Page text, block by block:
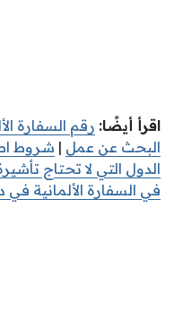
اقرأ أيضًا: رقم السفارة
البحث عن عمل | شروط
الدول التي لا تحتاج
في السفارة الألمانية في